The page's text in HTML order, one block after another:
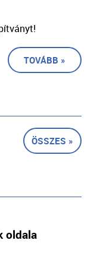
TOVÁBB »
ÖSSZES »
oldala